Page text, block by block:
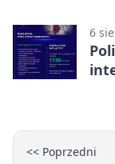
6
<< Poprzedni